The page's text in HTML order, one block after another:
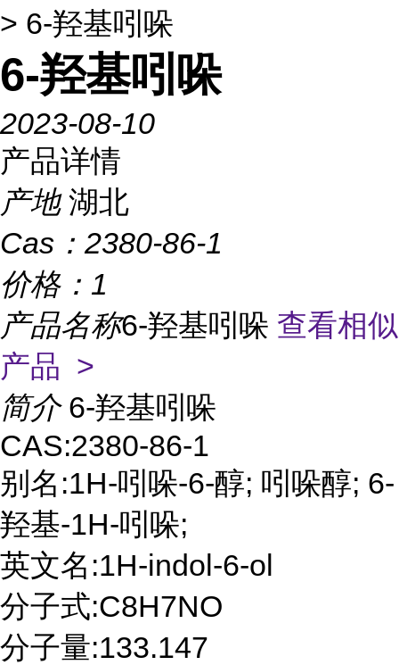
> 6-羟基吲哚
6-羟基吲哚
2023-08-10
产品详情
产地 湖北
Cas： 2380-86-1
价格： 1
产品名称6-羟基吲哚 查看相似
产品 >
简介 6-羟基吲哚
CAS:2380-86-1
别名:1H-吲哚-6-醇; 吲哚醇; 6-
羟基-1H-吲哚;
英文名:1H-indol-6-ol
分子式:C8H7NO
分子量:133.147